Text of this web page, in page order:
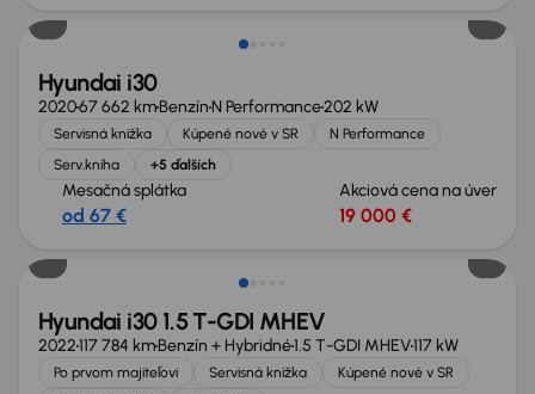
Hyundai i30
202067 662 kmBenzín N Performance202 kW
Servisná knižka Kúpené nové v SR
N Performance
Serv.kniha
+5 ďalších
Mesačná splátka
od 67 €
Akciová cena na úver
19 000 €
Nové v ponuke
Hyundai i30 1.5 T-GDI MHEV
2022117 784 kmBenzín + Hybridné1.5 T-GDI MHEV117 kW
Po prvom majiteľovi Servisná knižka
Kúpené nové v SR